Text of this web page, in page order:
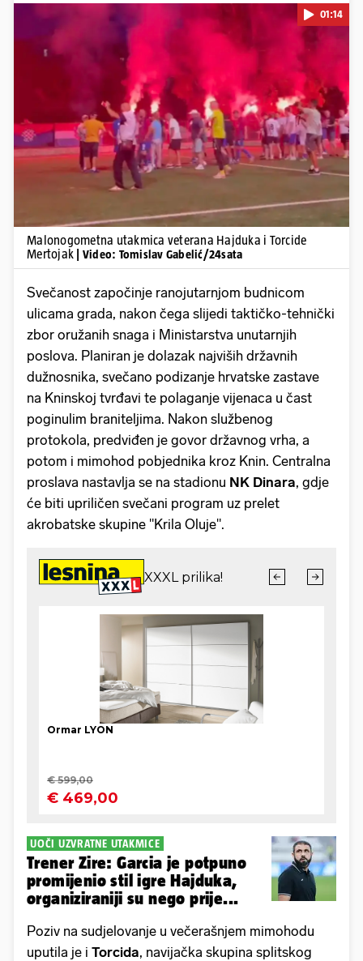
Pokretanje videa...
01:14
Malonogometna utakmica veterana Hajduka i Torcide
Mertojak
| Video: Tomislav Gabelić/24sata
Svečanost započinje ranojutarnjom budnicom
ulicama grada, nakon čega slijedi taktičko-tehnički
zbor oružanih snaga i Ministarstva unutarnjih
poslova. Planiran je dolazak najviših državnih
dužnosnika, svečano podizanje hrvatske zastave
na Kninskoj tvrđavi te polaganje vijenaca u čast
poginulim braniteljima. Nakon službenog
protokola, predviđen je govor državnog vrha, a
potom i mimohod pobjednika kroz Knin. Centralna
proslava nastavlja se na stadionu NK Dinara, gdje
će biti upriličen svečani program uz prelet
akrobatske skupine "Krila Oluje".
UOČI UZVRATNE UTAKMICE
Trener Zire: Garcia je potpuno
promijenio stil igre Hajduka,
organiziraniji su nego prije...
Poziv na sudjelovanje u večerašnjem mimohodu
uputila je i Torcida, navijačka skupina splitskog